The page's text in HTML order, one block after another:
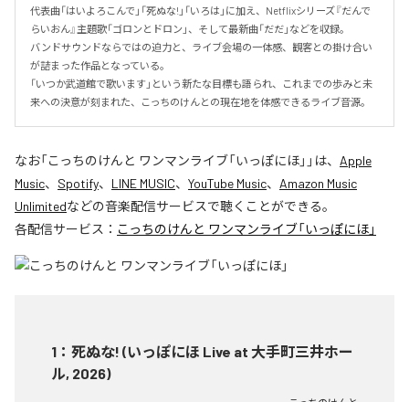
代表曲「はいよろこんで」「死ぬな!」「いろは」に加え、Netflixシリーズ『だんで
らいおん』主題歌「ゴロンとドロン」、そして最新曲「だだ」などを収録。
バンドサウンドならではの迫力と、ライブ会場の一体感、観客との掛け合い
が詰まった作品となっている。
「いつか武道館で歌います」という新たな目標も語られ、これまでの歩みと未
来への決意が刻まれた、こっちのけんとの現在地を体感できるライブ音源。
なお「こっちのけんと ワンマンライブ「いっぽにほ」 」は、 Apple
Music、 Spotify、 LINE MUSIC、 YouTube Music、 Amazon Music
Unlimitedなどの音楽配信サービスで聴くことができる。
各配信サービス： こっちのけんと ワンマンライブ「いっぽにほ」
1 ： 死ぬな! (いっぽにほ Live at 大手町三井ホー
ル, 2026)